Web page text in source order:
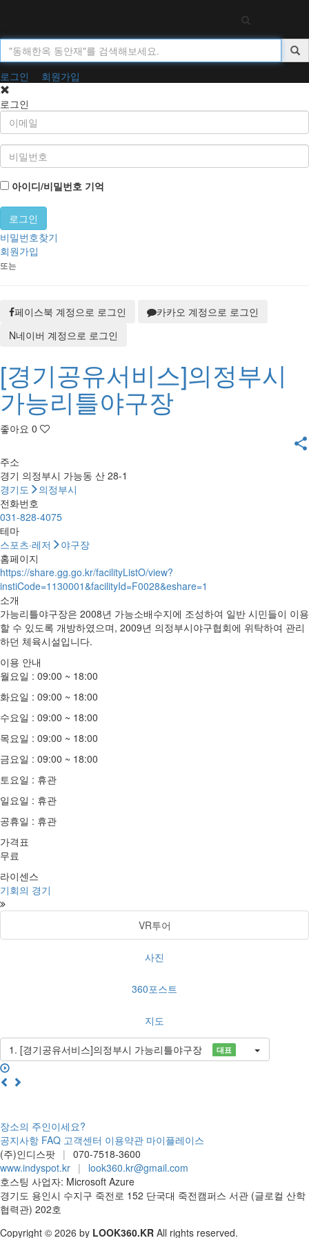
로그인
회원가입
로그인
아이디/비밀번호 기억
비밀번호찾기
회원가입
또는
페이스북 계정으로 로그인
카카오 계정으로 로그인
N네이버 계정으로 로그인
[경기공유서비스]의정부시
가능리틀야구장
좋아요 0
share
주소
경기 의정부시 가능동 산 28-1
경기도
의정부시
전화번호
031-828-4075
테마
스포츠·레저
야구장
홈페이지
https://share.gg.go.kr/facilityListO/view?
instiCode=1130001&facilityId=F0028&eshare=1
소개
가능리틀야구장은 2008년 가능소배수지에 조성하여 일반 시민들이 이용
할 수 있도록 개방하였으며, 2009년 의정부시야구협회에 위탁하여 관리
하던 체육시설입니다.
이용 안내
월요일 : 09:00 ~ 18:00
화요일 : 09:00 ~ 18:00
수요일 : 09:00 ~ 18:00
목요일 : 09:00 ~ 18:00
금요일 : 09:00 ~ 18:00
토요일 : 휴관
일요일 : 휴관
공휴일 : 휴관
가격표
무료
라이센스
기회의 경기
VR투어
사진
360포스트
지도
1. [경기공유서비스]의정부시 가능리틀야구장 대표
장소의 주인이세요?
공지사항 FAQ 고객센터 이용약관 마이플레이스
(주)인디스팟 | 070-7518-3600
www.indyspot.kr |
look360.kr@gmail.com
호스팅 사업자: Microsoft Azure
경기도 용인시 수지구 죽전로 152 단국대 죽전캠퍼스 서관 (글로컬 산학
협력관) 202호
Copyright © 2026 by LOOK360.KR All rights reserved.